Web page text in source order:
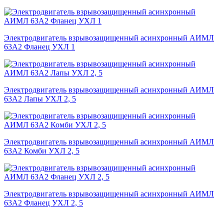
Электродвигатель взрывозащищенный асинхронный АИМЛ
63А2 Фланец УХЛ 1
Электродвигатель взрывозащищенный асинхронный АИМЛ
63А2 Лапы УХЛ 2, 5
Электродвигатель взрывозащищенный асинхронный АИМЛ
63А2 Комби УХЛ 2, 5
Электродвигатель взрывозащищенный асинхронный АИМЛ
63А2 Фланец УХЛ 2, 5